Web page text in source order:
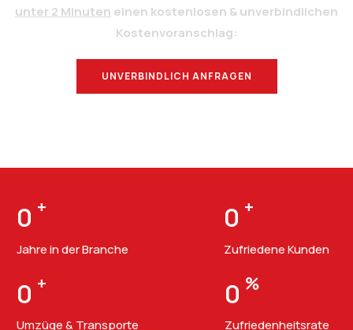
unter 2 Minuten einen kostenlosen & unverbindlichen
Kostenvoranschlag:
UNVERBINDLICH ANFRAGEN
0 +
Jahre in der Branche
0 +
Zufriedene Kunden
0 +
Umzüge & Transporte
0 %
Zufriedenheitsrate